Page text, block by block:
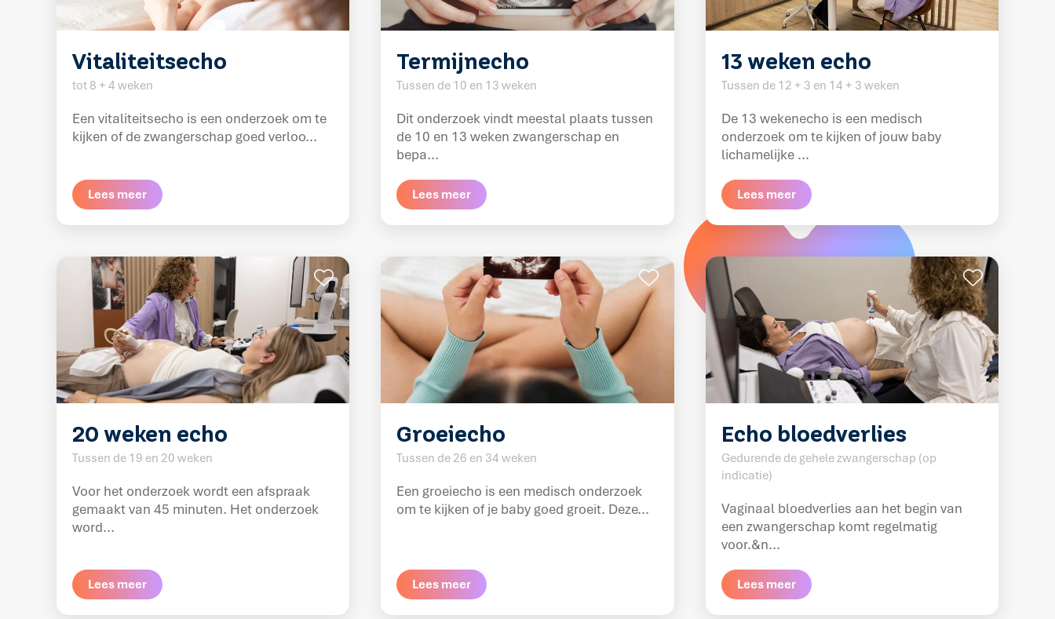
Vitaliteitsecho
tot 8 + 4 weken
Een vitaliteitsecho is een onderzoek om te
kijken of de zwangerschap goed verloo...
Lees meer
Termijnecho
Tussen de 10 en 13 weken
Dit onderzoek vindt meestal plaats tussen
de 10 en 13 weken zwangerschap en
bepa...
Lees meer
13 weken echo
Tussen de 12 + 3 en 14 + 3 weken
De 13 wekenecho is een medisch
onderzoek om te kijken of jouw baby
lichamelijke ...
Lees meer
20 weken echo
Tussen de 19 en 20 weken
Voor het onderzoek wordt een afspraak
gemaakt van 45 minuten. Het onderzoek
word...
Lees meer
Groeiecho
Tussen de 26 en 34 weken
Een groeiecho is een medisch onderzoek
om te kijken of je baby goed groeit. Deze...
Lees meer
Echo bloedverlies
Gedurende de gehele zwangerschap (op
indicatie)
Vaginaal bloedverlies aan het begin van
een zwangerschap komt regelmatig
voor.&n...
Lees meer